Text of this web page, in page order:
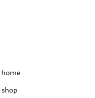
home
shop